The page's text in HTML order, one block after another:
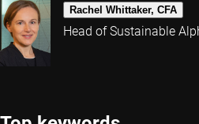
Rachel Whittaker, CFA
Head of Sustainable